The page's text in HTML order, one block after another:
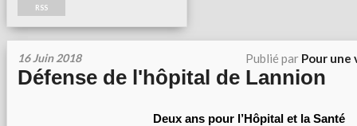
RSS
16 Juin 2018 Publié par Pour une
Défense de l'hôpital de Lannion
Deux ans pour l’Hôpital et la Santé